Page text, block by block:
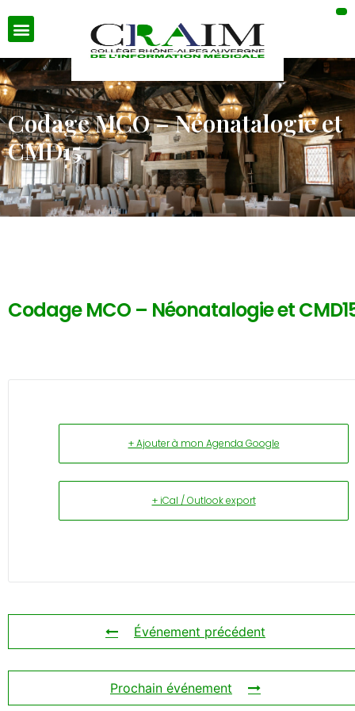
Codage MCO – Néonatalogie et
CMD15
Codage MCO – Néonatalogie et
+ Ajouter à mon Agenda Google
+ iCal / Outlook export
Événement précédent
Prochain événement